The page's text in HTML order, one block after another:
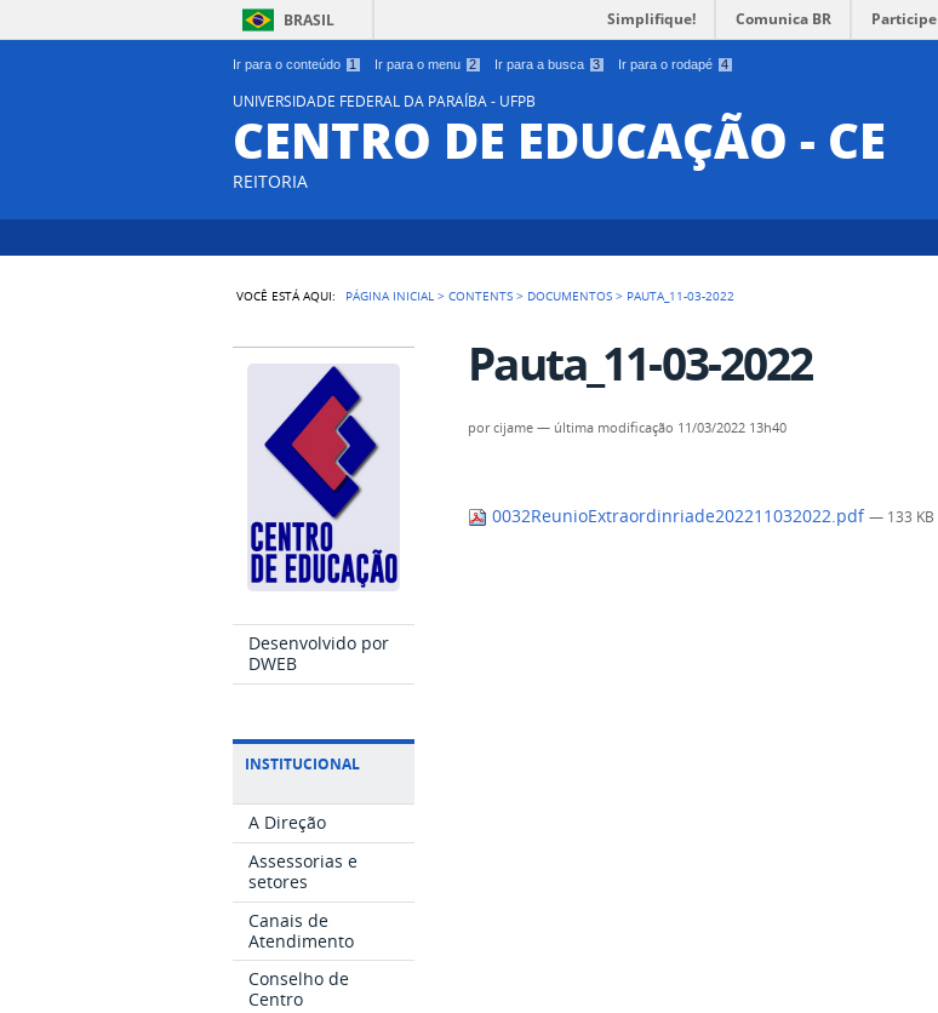
Ir para o conteúdo 1 Ir para o menu 2 Ir para a busca 3 Ir para o rodapé 4
BRASIL Simplifique! Comunica BR Participe
UNIVERSIDADE FEDERAL DA PARAÍBA - UFPB
CENTRO DE EDUCAÇÃO - CE
REITORIA
VOCÊ ESTÁ AQUI: PÁGINA INICIAL >CONTENTS > DOCUMENTOS > PAUTA_11-03-2022
Desenvolvido por
DWEB
INSTITUCIONAL
A Direção
Assessorias e
setores
Canais de
Atendimento
Conselho de
Centro
Pauta_11-03-2022
porcijame — última modificação 11/03/2022 13h40
0032ReunioExtraordinriade202211032022.pdf— 133 KB